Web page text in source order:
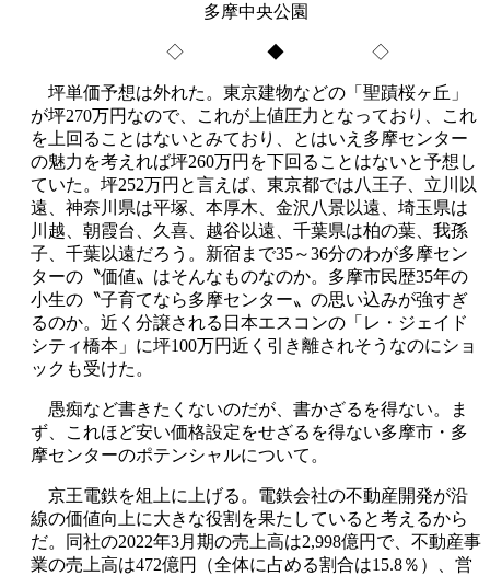
多摩中央公園
◇ ◆ ◇
坪単価予想は外れた。東京建物などの「聖蹟桜ヶ丘」
が坪270万円なので、これが上値圧力となっており、これ
を上回ることはないとみており、とはいえ多摩センター
の魅力を考えれば坪260万円を下回ることはないと予想し
ていた。坪252万円と言えば、東京都では八王子、立川以
遠、神奈川県は平塚、本厚木、金沢八景以遠、埼玉県は
川越、朝霞台、久喜、越谷以遠、千葉県は柏の葉、我孫
子、千葉以遠だろう。新宿まで35～36分のわが多摩セン
ターの〝価値〟はそんなものなのか。多摩市民歴35年の
小生の〝子育てなら多摩センター〟の思い込みが強すぎ
るのか。近く分譲される日本エスコンの「レ・ジェイド
シティ橋本」に坪100万円近く引き離されそうなのにショ
ックも受けた。
愚痴など書きたくないのだが、書かざるを得ない。ま
ず、これほど安い価格設定をせざるを得ない多摩市・多
摩センターのポテンシャルについて。
京王電鉄を俎上に上げる。電鉄会社の不動産開発が沿
線の価値向上に大きな役割を果たしていると考えるから
だ。同社の2022年3月期の売上高は2,998億円で、不動産事
業の売上高は472億円（全体に占める割合は15.8％）、営